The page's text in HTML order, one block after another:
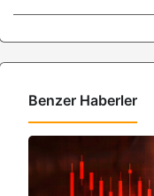
Benzer Haberler